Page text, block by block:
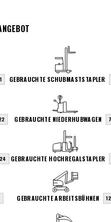
GEBRAUCHTE SCHUBMASTSTAPLER
GEBRAUCHTE NIEDERHUBWAGEN
GEBRAUCHTE HOCHREGALSTAPLER
GEBRAUCHTE ARBEITSBÜHNEN 12